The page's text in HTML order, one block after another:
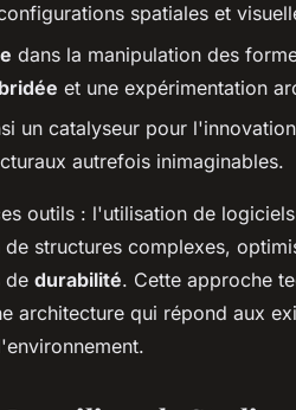
spatiales et
dans la manipulation des
et une expérimentation
un catalyseur pour
autrefois inimaginables.
outils : l'utilisation de
structures complexes,
de durabilité. Cette approche
architecture qui répond aux